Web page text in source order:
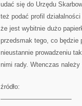
udać się do Urzędu
też podać profil
że jest wybitnie dużo
przedsmak tego, co będzie
nieustannie prowadzeniu
nimi rady. Wtenczas
źródło:
———————————